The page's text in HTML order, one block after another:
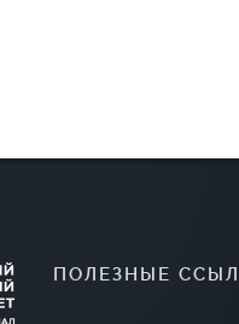
ПОЛЕЗНЫЕ